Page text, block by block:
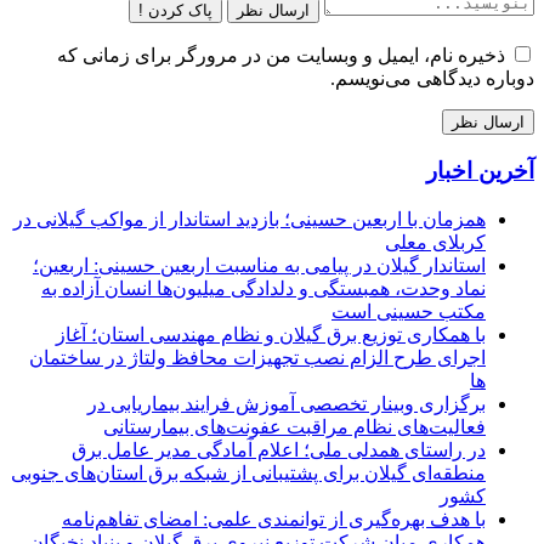
ارسال نظر پاک کردن !
ذخیره نام، ایمیل و وبسایت من در مرورگر برای زمانی که
دوباره دیدگاهی می‌نویسم.
آخرین اخبار
همزمان با اربعین حسینی؛ بازدید استاندار از مواکب گیلانی در
کربلای معلی
استاندار گیلان در پیامی به مناسبت اربعین حسینی: اربعین؛
نماد وحدت، همبستگی و دلدادگی میلیون‌ها انسان آزاده به
مکتب حسینی است
با همکاری توزیع برق گیلان و نظام مهندسی استان؛ آغاز
اجرای طرح الزام نصب تجهیزات محافظ ولتاژ در ساختمان
ها
برگزاری وبینار تخصصی آموزش فرایند بیماریابی در
فعالیت‌های نظام مراقبت عفونت‌های بیمارستانی
در راستای همدلی ملی؛ اعلام آمادگی مدیر عامل برق
منطقه‌ای گیلان برای پشتیبانی از شبكه برق استان‌های جنوبی
كشور
با هدف بهره‌گیری از توانمندی علمی: امضای تفاهم‌نامه